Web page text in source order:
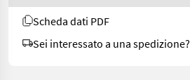
Scheda dati PDF
Sei interessato a una spedizione?